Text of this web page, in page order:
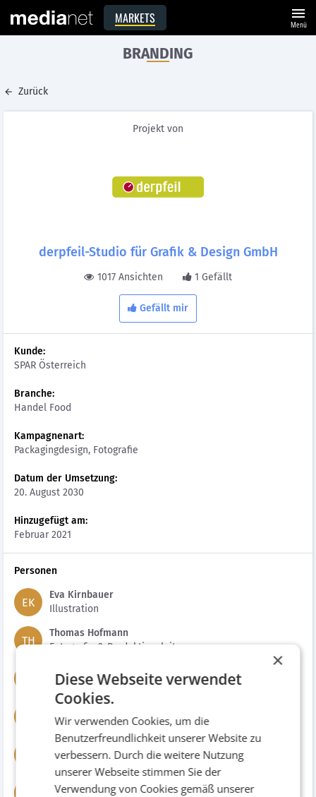
MARKETS menu
Menü
BRANDING
Zurück
Projekt von
derpfeil-Studio für Grafik & Design GmbH
1017 Ansichten 1 Gefällt
Gefällt mir
Kunde:
SPAR Österreich
Branche:
Handel Food
Kampagnenart:
Packagingdesign, Fotografie
Datum der Umsetzung:
20. August 2030
Hinzugefügt am:
Februar 2021
Personen
EK
Eva Kirnbauer
Illustration
TH
Thomas Hofmann
Fotografie & Produktionsleiter
Sandra Steiner
Kundenberatung
Creative Director
Grafik
Irmgard Knöbl
×
Diese Webseite verwendet
Cookies.
Wir verwenden Cookies, um die
Benutzerfreundlichkeit unserer Website zu
verbessern. Durch die weitere Nutzung
unserer Webseite stimmen Sie der
Verwendung von Cookies gemäß unserer